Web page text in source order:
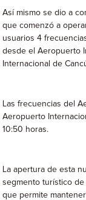
Así mismo se dio a
que comenzó a
usuarios 4
desde el Aeropuerto
Internacional de
Las frecuencias del
Aeropuerto
10:50 horas.
La apertura de esta
segmento turístico de
que permite